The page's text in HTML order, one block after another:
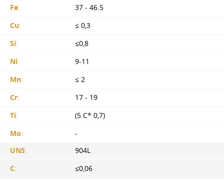
Fe:
37 - 46.5
Cu:
≤ 0,3
Si:
≤0,8
Ni:
9-11
Mn:
≤ 2
Cr:
17 - 19
Ti:
(5 С* 0,7)
Mo:
-
UNS:
904L
C:
≤0,06